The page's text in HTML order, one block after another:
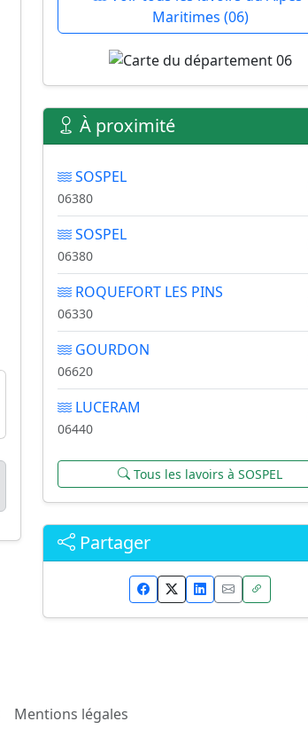
Maritimes (06)
À proximité
SOSPEL
06380
SOSPEL
06380
ROQUEFORT LES PINS
06330
GOURDON
06620
LUCERAM
06440
Tous les lavoirs à SOSPEL
Partager
Mentions légales